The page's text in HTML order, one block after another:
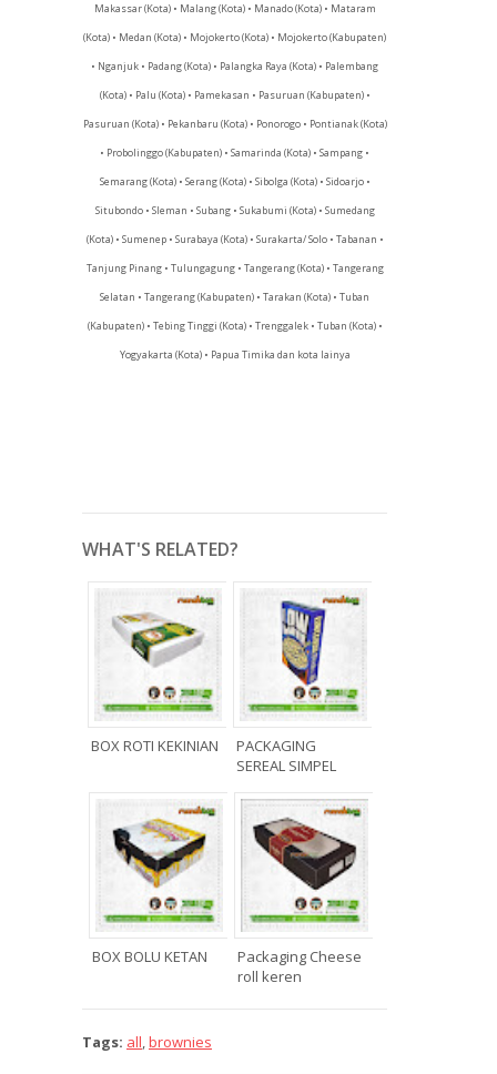
Makassar (Kota) • Malang (Kota) • Manado (Kota) • Mataram
(Kota) • Medan (Kota) • Mojokerto (Kota) • Mojokerto (Kabupaten)
• Nganjuk • Padang (Kota) • Palangka Raya (Kota) • Palembang
(Kota) • Palu (Kota) • Pamekasan • Pasuruan (Kabupaten) •
Pasuruan (Kota) • Pekanbaru (Kota) • Ponorogo • Pontianak (Kota)
• Probolinggo (Kabupaten) • Samarinda (Kota) • Sampang •
Semarang (Kota) • Serang (Kota) • Sibolga (Kota) • Sidoarjo •
Situbondo • Sleman • Subang • Sukabumi (Kota) • Sumedang
(Kota) • Sumenep • Surabaya (Kota) • Surakarta/ Solo • Tabanan •
Tanjung Pinang • Tulungagung • Tangerang (Kota) • Tangerang
Selatan • Tangerang (Kabupaten) • Tarakan (Kota) • Tuban
(Kabupaten) • Tebing Tinggi (Kota) • Trenggalek • Tuban (Kota) •
Yogyakarta (Kota) • Papua Timika dan kota lainya
WHAT'S RELATED?
BOX ROTI KEKINIAN
PACKAGING
SEREAL SIMPEL
BOX BOLU KETAN
Packaging Cheese
roll keren
Tags: all,brownies